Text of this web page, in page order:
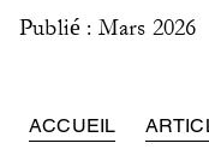
Publié : Mars 2026
ACCUEIL